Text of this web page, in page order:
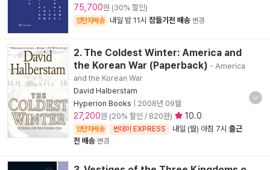
75,700원 (30% 할인)
양탄자배송 내일 밤 11시 잠들기전 배송 변경
2. The Coldest Winter: America and
the Korean War (Paperback) - America
and the Korean War
David Halberstam
Hyperion Books
2008년 09월
27,200원 (20% 할인 / 820원) 10.0
양탄자배송 썬데이 EXPRESS 내일 (월) 아침 7시 출근
전 배송 변경